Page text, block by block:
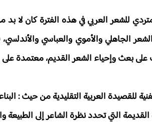
للشعر العربي في هذه الفترة كان لا بد
الجاهلي والأموي والعباسي
بعث وإحياء الشعر القديم، معتمدة على
للقصيدة العربية التقليدية من حيث :
التي تحدد نظرة الشاعر إلى الطبيعة